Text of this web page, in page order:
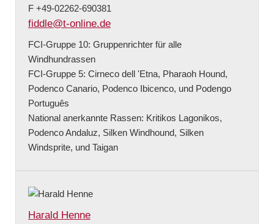
F +49-02262-690381
fiddle@t-online.de
FCI-Gruppe 10: Gruppenrichter für alle
Windhundrassen
FCI-Gruppe 5: Cirneco dell 'Etna, Pharaoh Hound,
Podenco Canario, Podenco Ibicenco, und Podengo
Português
National anerkannte Rassen: Kritikos Lagonikos,
Podenco Andaluz, Silken Windhound, Silken
Windsprite, und Taigan
Harald Henne